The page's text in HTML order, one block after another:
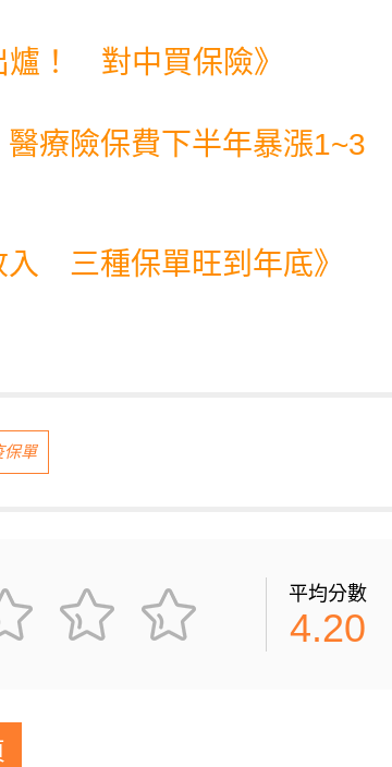
爐！ 對中買保險》
療險保費下半年暴漲1~3
入 三種保單旺到年底》
保單
平均分數
4.20